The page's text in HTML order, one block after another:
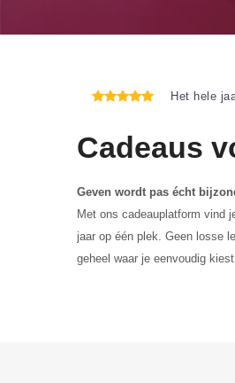
Het hele
Cadeaus
Geven wordt pas écht
Met ons cadeauplatform vind
jaar op één plek. Geen losse
geheel waar je eenvoudig